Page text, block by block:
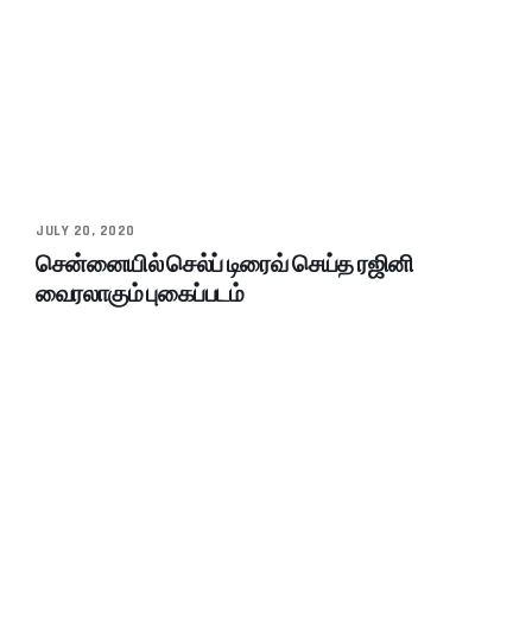
JULY 20, 2020
சென்னையில் செல்ப் டிரைவ் செய்த ரஜினி
வைரலாகும் புகைப்படம்